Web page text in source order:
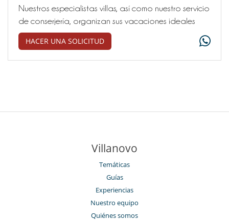
Nuestros especialistas villas, así como nuestro servicio
de conserjería, organizan sus vacaciones ideales
HACER UNA SOLICITUD
Villanovo
Temáticas
Guías
Experiencias
Nuestro equipo
Quiénes somos